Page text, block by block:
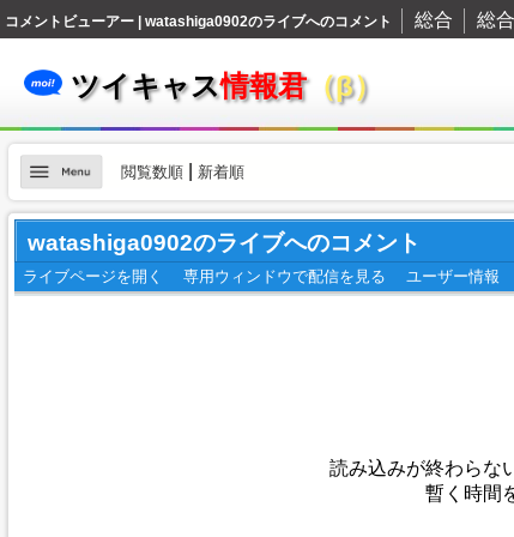
コメントビューアー | watashiga0902のライブへのコメント 総合 総
ツイキャス情報君（β）
閲覧数順| 新着順
watashiga0902のライブへのコメント
ライブページを開く 専用ウィンドウで配信を見る ユーザー情報
読み込みが終わらな
暫く時間